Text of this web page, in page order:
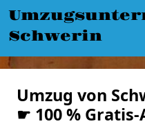
Schwerin
Umzug von
☛ 100 %